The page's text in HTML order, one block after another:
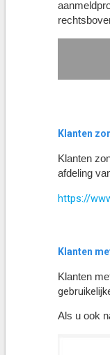
Klanten
Klanten
afdeling
https://
Klanten
Klanten
Als u ook